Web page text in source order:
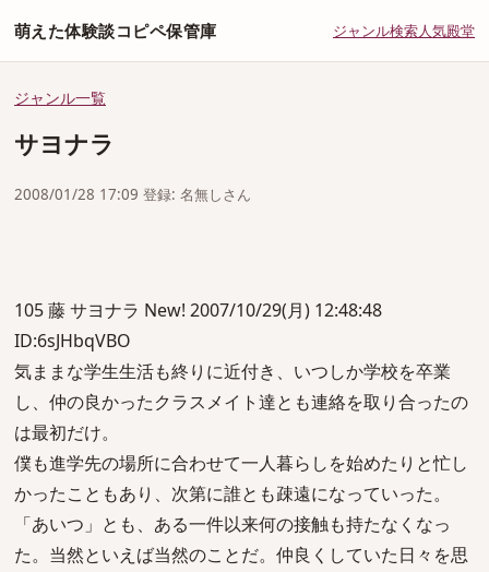
萌えた体験談コピペ保管庫 ジャンル検索人気殿堂
ジャンル一覧
サヨナラ
2008/01/28 17:09 登録: 名無しさん
105 藤 サヨナラ New! 2007/10/29(月) 12:48:48
ID:6sJHbqVBO
気ままな学生生活も終りに近付き、いつしか学校を卒業
し、仲の良かったクラスメイト達とも連絡を取り合ったの
は最初だけ。
僕も進学先の場所に合わせて一人暮らしを始めたりと忙し
かったこともあり、次第に誰とも疎遠になっていった。
「あいつ」とも、ある一件以来何の接触も持たなくなっ
た。当然といえば当然のことだ。仲良くしていた日々を思